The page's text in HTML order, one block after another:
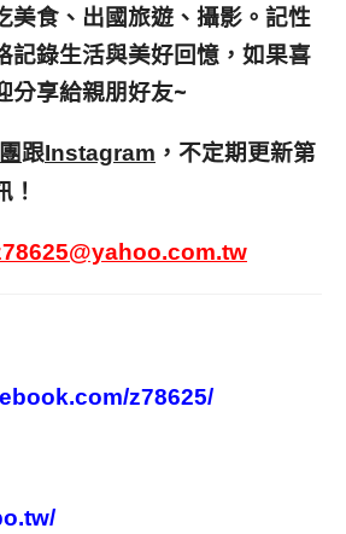
美食、出國旅遊、攝影。 記性
記錄生活與美好回憶， 如果喜
分享給親朋好友~
跟Instagram ，不定期更新第
！
z78625/